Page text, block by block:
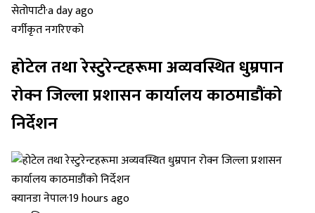
सेतोपाटी·a day ago
वर्गीकृत नगरिएको
होटेल तथा रेस्टुरेन्टहरूमा अव्यवस्थित धुम्रपान
रोक्न जिल्ला प्रशासन कार्यालय काठमाडौंको
निर्देशन
क्यानडा नेपाल·19 hours ago